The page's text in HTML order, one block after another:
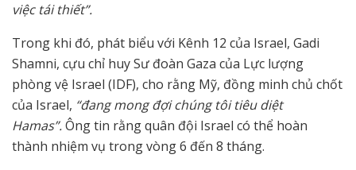
việc tái thiết”.
Trong khi đó, phát biểu với Kênh 12 của Israel, Gadi
Shamni, cựu chỉ huy Sư đoàn Gaza của Lực lượng
phòng vệ Israel (IDF), cho rằng Mỹ, đồng minh chủ chốt
của Israel, “đang mong đợi chúng tôi tiêu diệt
Hamas”.Ông tin rằng quân đội Israel có thể hoàn
thành nhiệm vụ trong vòng 6 đến 8 tháng.